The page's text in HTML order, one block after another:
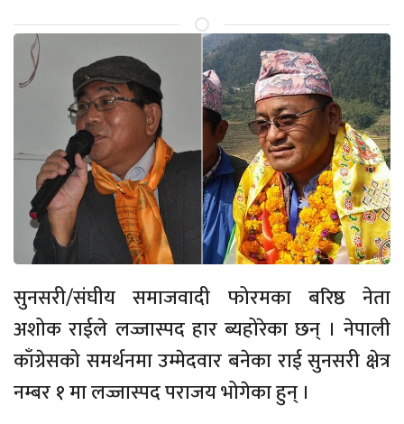
सुनसरी/संघीय समाजवादी फोरमका बरिष्ठ नेता
अशोक राईले लज्जास्पद हार ब्यहोरेका छन् । नेपाली
काँग्रेसको समर्थनमा उम्मेदवार बनेका राई सुनसरी क्षेत्र
नम्बर १ मा लज्जास्पद पराजय भोगेका हुन् ।